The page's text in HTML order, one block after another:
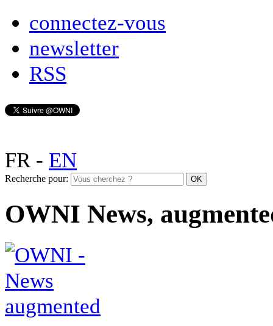
connectez-vous
newsletter
RSS
FR- EN
Recherche pour:
OWNI News,